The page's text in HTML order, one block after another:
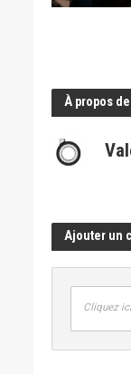
À propos
Ajouter un
Cliquez